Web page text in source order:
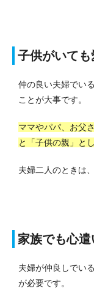
子供がいても
仲の良い夫婦でい
ことが大事です。
ママやパパ、お父
と「子供の親」と
夫婦二人のときは
家族でも心
夫婦が仲良しでい
が必要です。